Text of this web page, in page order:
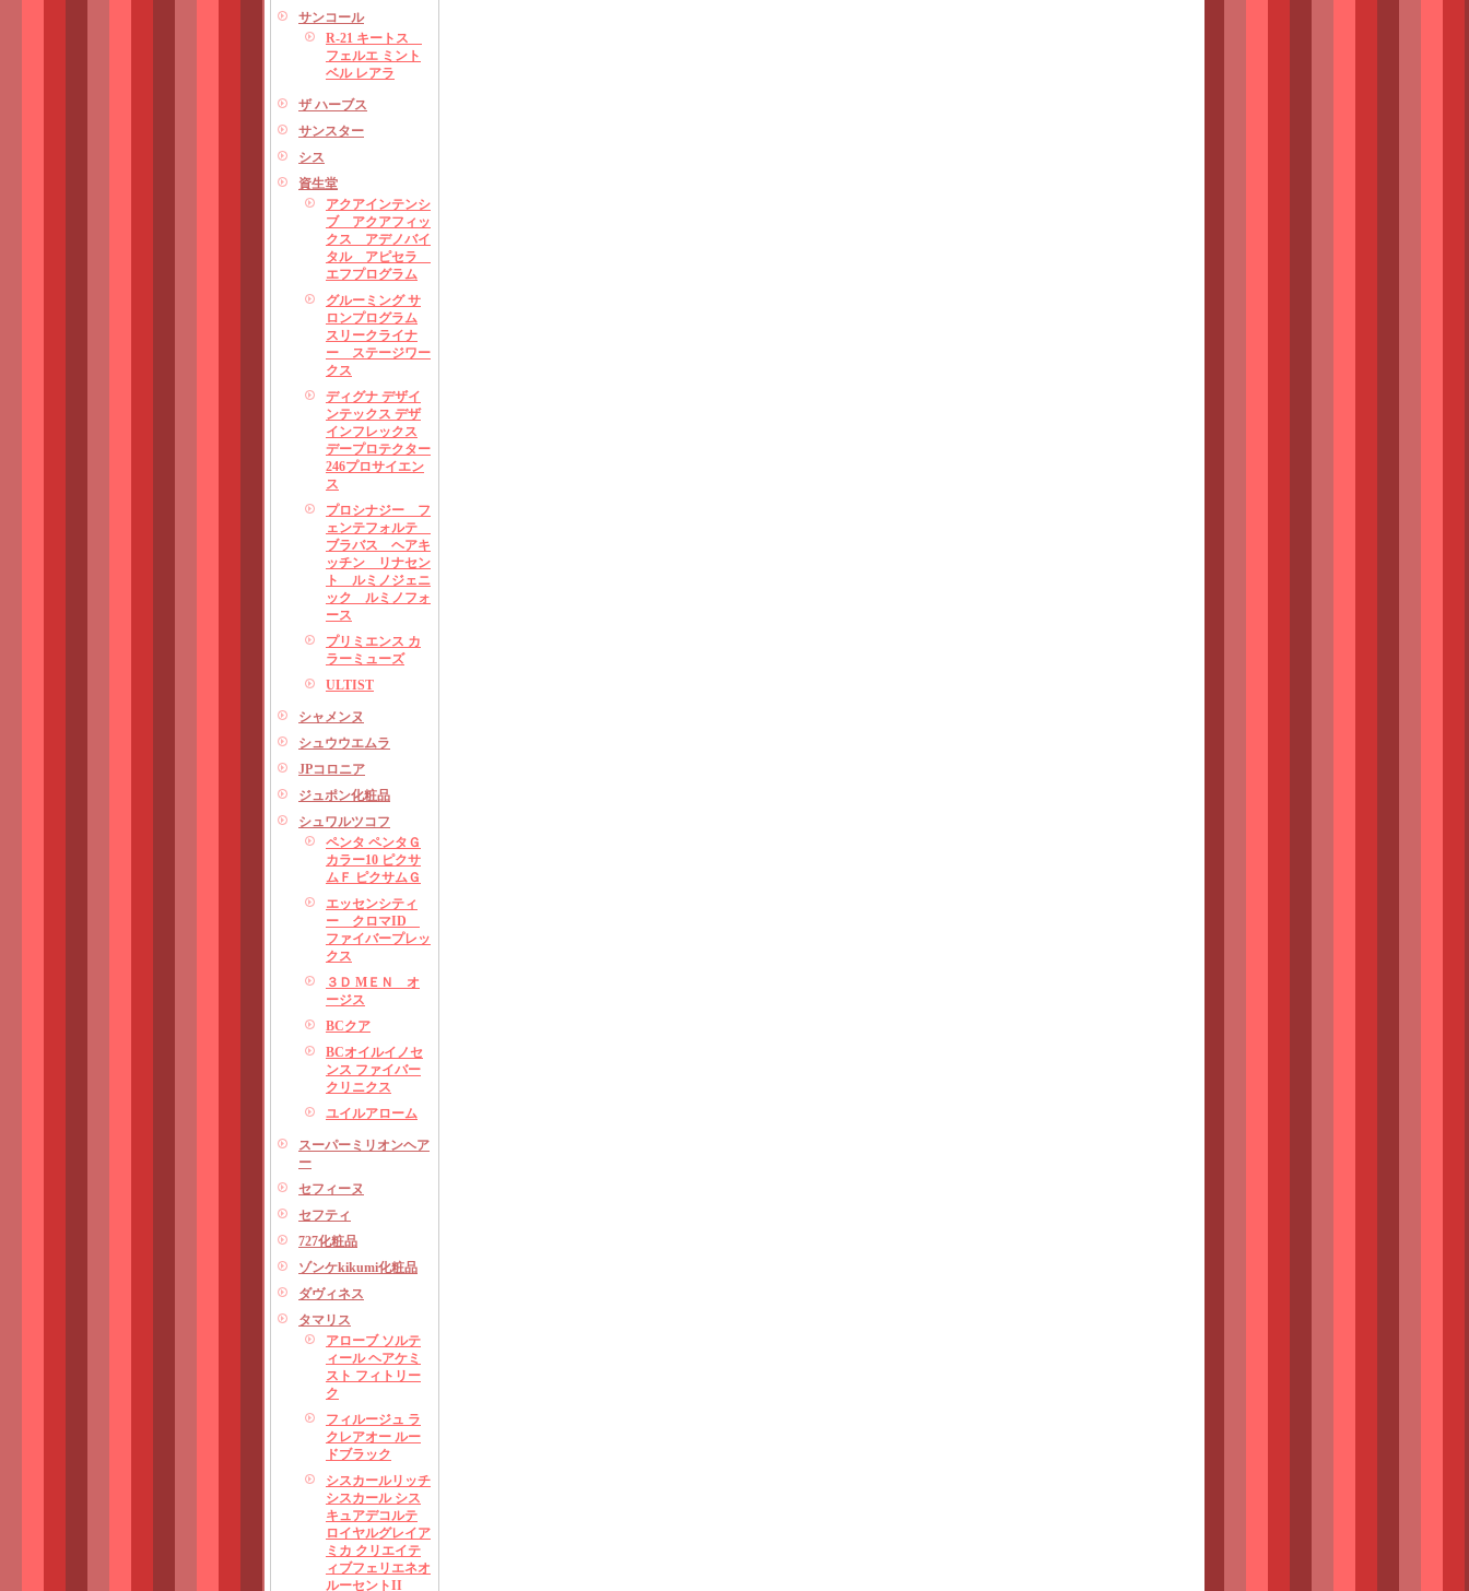
サンコール
R-21 キートス
フェルエ ミント
ベル レアラ
ザ ハーブス
サンスター
シス
資生堂
アクアインテンシ
ブ アクアフィッ
クス アデノバイ
タル アピセラ
エフプログラム
グルーミング サ
ロンプログラム
スリークライナ
ー ステージワー
クス
ディグナ デザイ
ンテックス デザ
インフレックス
デープロテクター
246プロサイエン
ス
プロシナジー フ
ェンテフォルテ
ブラバス ヘアキ
ッチン リナセン
ト ルミノジェニ
ック ルミノフォ
ース
プリミエンス カ
ラーミューズ
ULTIST
シャメンヌ
シュウウエムラ
JPコロニア
ジュポン化粧品
シュワルツコフ
ペンタ ペンタＧ
カラー10 ピクサ
ムＦ ピクサムＧ
エッセンシティ
ー クロマID
ファイバープレッ
クス
３Ｄ MＥＮ オ
ージス
BCクア
BCオイルイノセ
ンス ファイバー
クリニクス
ユイルアローム
スーパーミリオンヘア
ー
セフィーヌ
セフティ
727化粧品
ゾンケkikumi化粧品
ダヴィネス
タマリス
アローブ ソルテ
ィール ヘアケミ
スト フィトリー
ク
フィルージュ ラ
クレアオー ルー
ドブラック
シスカールリッチ
シスカール シス
キュアデコルテ
ロイヤルグレイア
ミカ クリエイテ
ィブフェリエネオ
ルーセントII